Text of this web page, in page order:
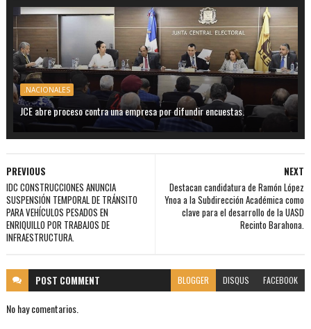
.NACIONALES
JCE abre proceso contra una empresa por difundir encuestas.
NEXT
Destacan candidatura de Ramón López
Ynoa a la Subdirección Académica como
clave para el desarrollo de la UASD
Recinto Barahona.
PREVIOUS
IDC CONSTRUCCIONES ANUNCIA
SUSPENSIÓN TEMPORAL DE TRÁNSITO
PARA VEHÍCULOS PESADOS EN
ENRIQUILLO POR TRABAJOS DE
INFRAESTRUCTURA.
POST COMMENT BLOGGER DISQUS FACEBOOK
No hay comentarios.